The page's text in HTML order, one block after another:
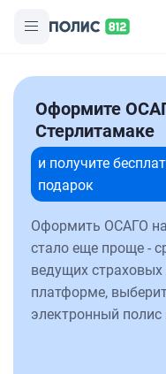
Оформите
Стерлитамаке
и получите
подарок
Оформить ОСАГО
стало еще проще -
ведущих
платформе,
электронный полис